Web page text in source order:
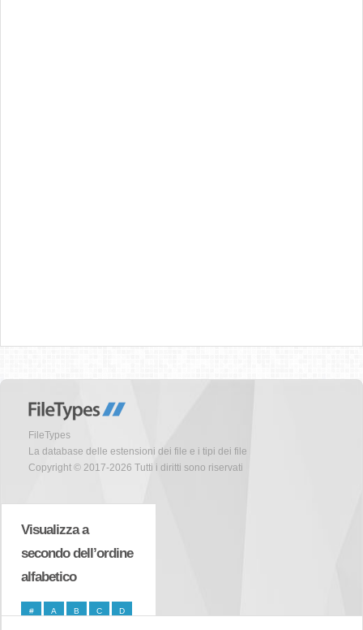
FileTypes
La database delle estensioni dei file e i tipi dei file
Copyright © 2017-2026 Tutti i diritti sono riservati
Visualizza a
secondo dell’ordine
alfabetico
# A B C D